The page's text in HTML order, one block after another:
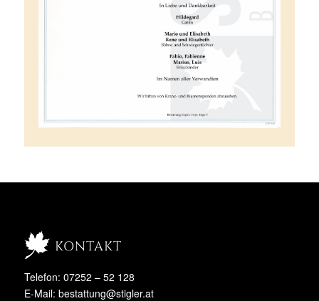
kontakt
Telefon: 07252 – 52 128
E-Mail: bestattung@stigler.at